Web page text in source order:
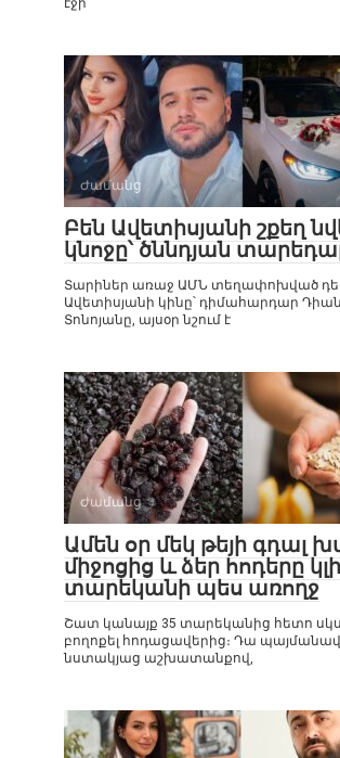
Ժամանց
Բեն Ավետիսյանի շքեղ
կնոջը՝ ծննդյան
Տարիներ առաջ ԱՄՆ տեղափոխված
Ավետիսյանի կինը՝ դիմահարդար
Տոնոյանը, այսօր նշում է
Ժամանց
Ամեն օր մեկ թեյի գդալ
միջոցից և ձեր հոդերը
տարեկանի պես առողջ
Շատ կանայք 35 տարեկանից հետո
բողոքել հոդացավերից։ Դա
նստակյաց աշխատանքով,